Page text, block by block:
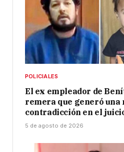
POLICIALES
El ex empleador de
remera que generó una
contradicción en el
5 de agosto de 2026